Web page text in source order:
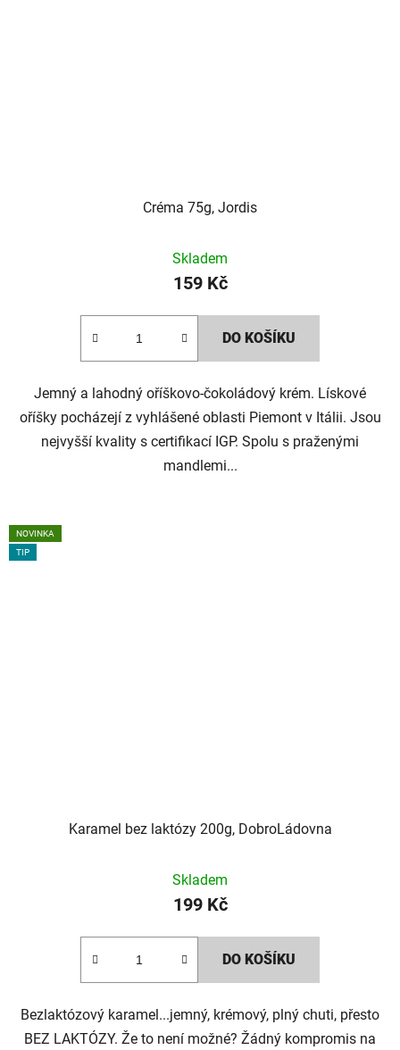
Créma 75g, Jordis
Skladem
159 Kč
DO KOŠÍKU
Jemný a lahodný oříškovo-čokoládový krém. Lískové
oříšky pocházejí z vyhlášené oblasti Piemont v Itálii. Jsou
nejvyšší kvality s certifikací IGP. Spolu s praženými
mandlemi...
NOVINKA
TIP
Karamel bez laktózy 200g, DobroLádovna
Skladem
199 Kč
DO KOŠÍKU
Bezlaktózový karamel...jemný, krémový, plný chuti, přesto
BEZ LAKTÓZY. Že to není možné? Žádný kompromis na